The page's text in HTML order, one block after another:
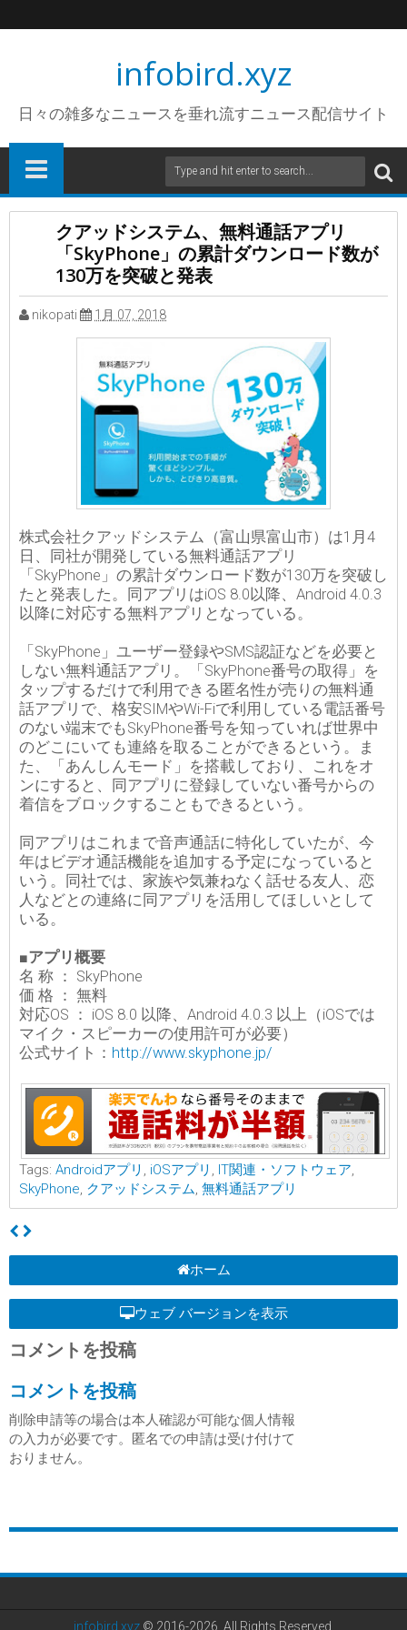
infobird.xyz
日々の雑多なニュースを垂れ流すニュース配信サイト
クアッドシステム、無料通話アプリ
「SkyPhone」の累計ダウンロード数が
130万を突破と発表
nikopati 1月 07, 2018
株式会社クアッドシステム（富山県富山市）は1月4
日、同社が開発している無料通話アプリ
「SkyPhone」の累計ダウンロード数が130万を突破し
たと発表した。同アプリはiOS 8.0以降、Android 4.0.3
以降に対応する無料アプリとなっている。
「SkyPhone」ユーザー登録やSMS認証などを必要と
しない無料通話アプリ。「SkyPhone番号の取得」を
タップするだけで利用できる匿名性が売りの無料通
話アプリで、格安SIMやWi-Fiで利用している電話番号
のない端末でもSkyPhone番号を知っていれば世界中
のどこにいても連絡を取ることができるという。ま
た、「あんしんモード」を搭載しており、これをオ
ンにすると、同アプリに登録していない番号からの
着信をブロックすることもできるという。
同アプリはこれまで音声通話に特化していたが、今
年はビデオ通話機能を追加する予定になっていると
いう。同社では、家族や気兼ねなく話せる友人、恋
人などとの連絡に同アプリを活用してほしいとして
いる。
■アプリ概要
名 称 ： SkyPhone
価 格 ： 無料
対応OS ： iOS 8.0 以降、Android 4.0.3 以上（iOSでは
マイク・スピーカーの使用許可が必要）
公式サイト： http://www.skyphone.jp/
Tags: Androidアプリ , iOSアプリ , IT関連・ソフトウェア,
SkyPhone, クアッドシステム, 無料通話アプリ
ホーム
ウェブ バージョンを表示
コメントを投稿
コメントを投稿
削除申請等の場合は本人確認が可能な個人情報
の入力が必要です。匿名での申請は受け付けて
おりません。
infobird.xyz© 2016-2026. All Rights Reserved.